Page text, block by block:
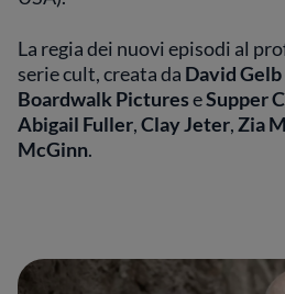
La regia dei nuovi episodi al
serie cult, creata da David Gelb
Boardwalk PictureseSupper
Abigail Fuller,Clay Jeter,Zia
McGinn.